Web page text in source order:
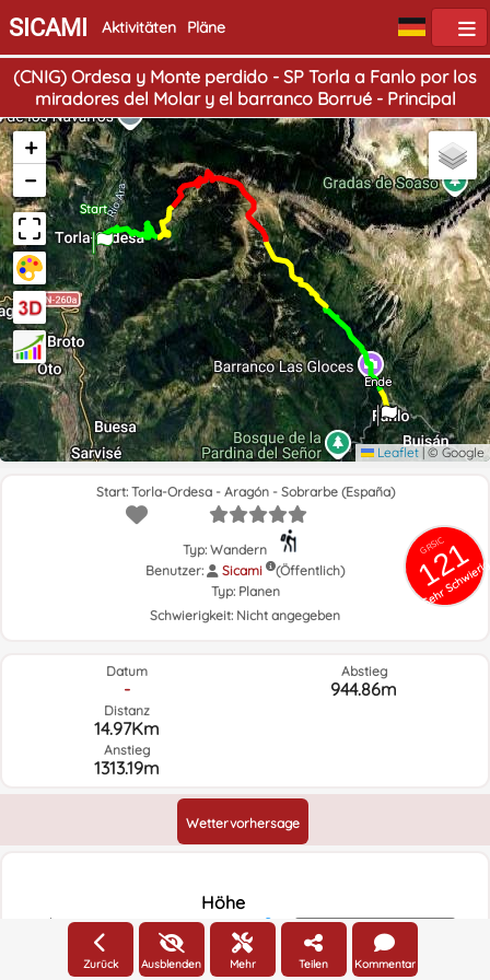
SICAMI Aktivitäten Pläne
(CNIG) Ordesa y Monte perdido - SP Torla a Fanlo por los
miradores del Molar y el barranco Borrué - Principal
Start
Ende
+
−
Leaflet |© Google
GRSIC
121
Sehr
Start: Torla-Ordesa - Aragón - Sobrarbe (España)
Typ: Wandern
Benutzer:
Sicami
(Öffentlich)
Typ: Planen
Schwierigkeit: Nicht angegeben
Datum
-
Distanz
14.97Km
Anstieg
1313.19m
Abstieg
944.86m
Wettervorhersage
Höhe
Höhe
Zurück Ausblenden Mehr Teilen Kommentar